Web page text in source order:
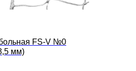
FS-V №0
мм)